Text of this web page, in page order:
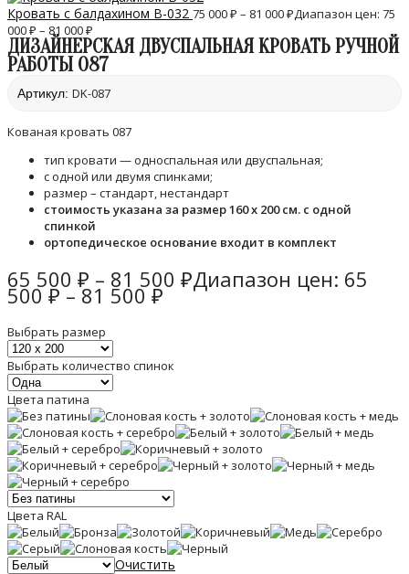
Кровать с балдахином B-032 75 000₽ – 81 000₽Диапазон цен: 75
000 ₽ – 81 000 ₽
ДИЗАЙНЕРСКАЯ ДВУСПАЛЬНАЯ КРОВАТЬ РУЧНОЙ
РАБОТЫ 087
Артикул: DK-087
Кованая кровать 087
тип кровати — односпальная или двуспальная;
с одной или двумя спинками;
размер – стандарт, нестандарт
стоимость указана за размер 160 х 200 см. с одной
спинкой
ортопедическое основание входит в комплект
65 500 ₽ – 81 500 ₽Диапазон цен: 65
500 ₽ – 81 500 ₽
Выбрать размер
Выбрать количество спинок
Цвета патина
Цвета RAL
Очистить